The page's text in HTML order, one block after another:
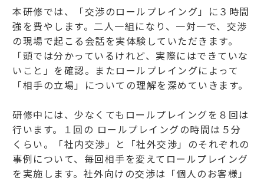
本研修では、「交渉のロールプレイング」に３時間
強を費やします。二人一組になり、一対一で、交渉
の現場で起こる会話を実体験していただきます。
「頭では分かっているけれど、実際にはできていな
いこと」を確認。またロールプレイングによって
「相手の立場」についての理解を深めていきます。
研修中には、少なくてもロールプレイングを８回は
行います。１回の ロールプレイングの時間は５分
くらい。「社内交渉」と「社外交渉」のそれぞれの
事例について、毎回相手を変えてロールプレイング
を実施します。社外向けの交渉は「個人のお客様」